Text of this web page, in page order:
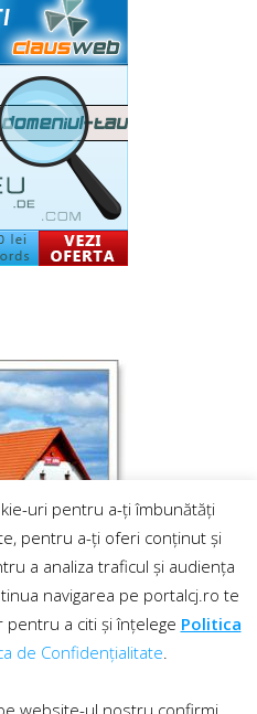
uri pentru a-ți îmbunătăți
pentru a-ți oferi conținut și
a analiza traficul și audiența
navigarea pe portalcj.ro te
pentru a citi și înțelege Politica
de Confidențialitate.